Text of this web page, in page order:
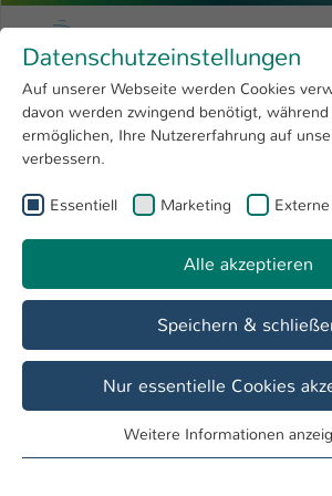
Menu
Research
University
International
Skip to main content
University of Applied
You are here:
News
Dates and Events
01 August - 31 August
1 entries found
28 August
BIM Rheinhessen
Infos und Tipps zu Ausbildung,
Datenschutzeinstellungen
Auf unserer Webseite werden Cookies
davon werden zwingend benötigt, während
ermöglichen, Ihre Nutzererfahrung auf
verbessern.
Essentiell Marketing
Alle akzeptieren
Speichern &
Nur essentielle Cookies
Essentielle Cookies werden für
Weitere Informationen